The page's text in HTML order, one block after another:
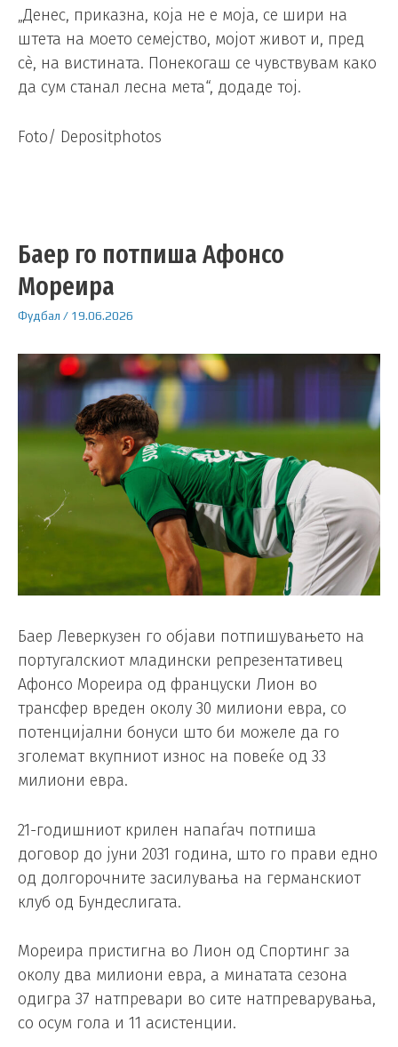
„Денес, приказна, која не е моја, се шири на
штета на моето семејство, мојот живот и, пред
сè, на вистината. Понекогаш се чувствувам како
да сум станал лесна мета“, додаде тој.
Foto/ Depositphotos
Баер го потпиша Афонсо
Мореира
Фудбал / 19.06.2026
Баер Леверкузен го објави потпишувањето на
португалскиот младински репрезентативец
Афонсо Мореира од француски Лион во
трансфер вреден околу 30 милиони евра, со
потенцијални бонуси што би можеле да го
зголемат вкупниот износ на повеќе од 33
милиони евра.
21-годишниот крилен напаѓач потпиша
договор до јуни 2031 година, што го прави едно
од долгорочните засилувања на германскиот
клуб од Бундеслигата.
Мореира пристигна во Лион од Спортинг за
околу два милиони евра, а минатата сезона
одигра 37 натпревари во сите натпреварувања,
со осум гола и 11 асистенции.